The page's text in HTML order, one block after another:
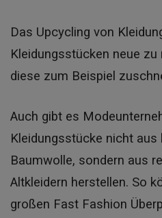
Das Upcycling von
Kleidungsstücken neue
diese zum Beispiel
Auch gibt es
Kleidungsstücke nicht aus
Baumwolle, sondern aus
Altkleidern herstellen. So
großen Fast Fashion